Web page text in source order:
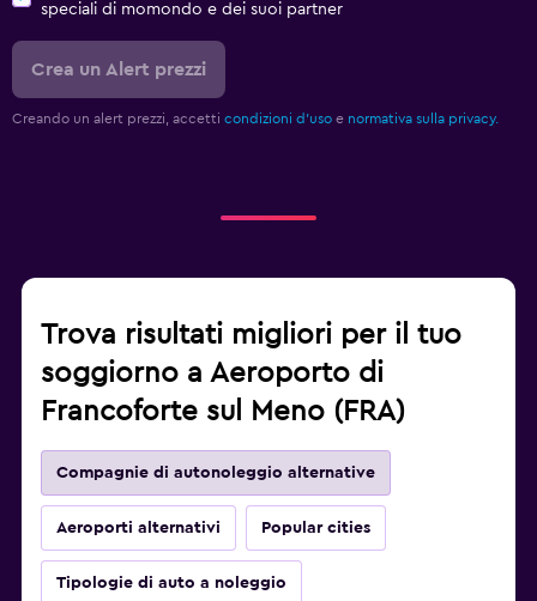
speciali di momondo e dei suoi partner
Crea un Alert prezzi
Creando un alert prezzi, accetti condizioni d'uso e normativa sulla privacy.
Trova risultati migliori per il tuo
soggiorno a Aeroporto di
Francoforte sul Meno (FRA)
Compagnie di autonoleggio alternative
Aeroporti alternativi Popular cities
Tipologie di auto a noleggio